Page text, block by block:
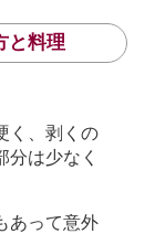
と料理
く、剥くの
分は少なく
あって意外